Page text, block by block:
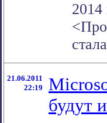
2014
21.06.2011
22:19
будут